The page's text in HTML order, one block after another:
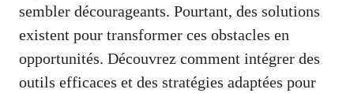
sembler décourageants. Pourtant, des solutions
existent pour transformer ces obstacles en
opportunités. Découvrez comment intégrer des
outils efficaces et des stratégies adaptées pour